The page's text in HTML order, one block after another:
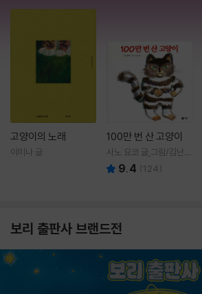
고양이의 노래
이미나 글
100만 번 산 고양이
사노 요코 글,그림/김난주
역 9.4 (124)
보리 출판사 브랜드전